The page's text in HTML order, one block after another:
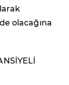
olacağına